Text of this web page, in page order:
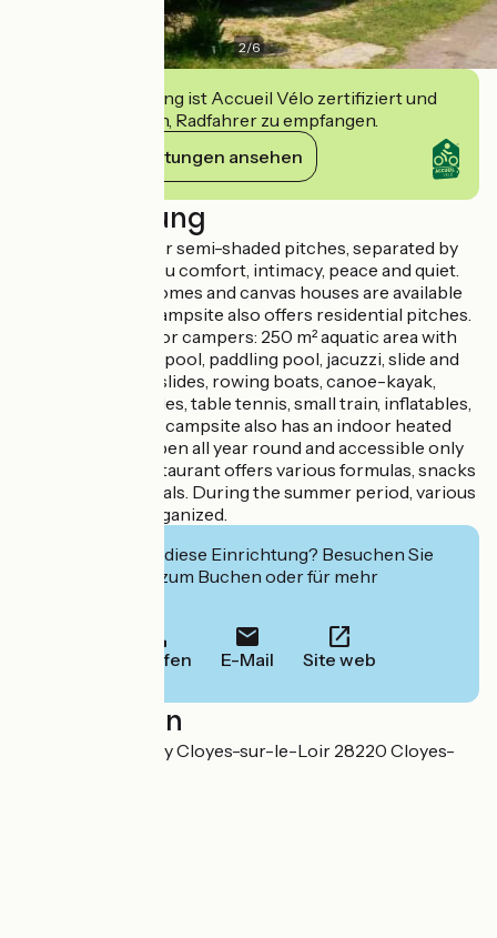
2/6
Diese Einrichtung ist Accueil Vélo zertifiziert und
verpflichtet sich, Radfahrer zu empfangen.
Ihre Verpflichtungen ansehen
Beschreibung
Pleasant shaded or semi-shaded pitches, separated by
hedges, ensure you comfort, intimacy, peace and quiet.
Modern mobile homes and canvas houses are available
for rent and the campsite also offers residential pitches.
Free attractions for campers: 250 m² aquatic area with
heated swimming pool, paddling pool, jacuzzi, slide and
pentogliss, pedal slides, rowing boats, canoe-kayak,
mini-golf, pony rides, table tennis, small train, inflatables,
trampolines... The campsite also has an indoor heated
swimming pool open all year round and accessible only
to campers. A restaurant offers various formulas, snacks
and take-away meals. During the summer period, various
animations are organized.
Interessiert Sie diese Einrichtung? Besuchen Sie
deren Website zum Buchen oder für mehr
Anrufen E-Mail Site web
Localisation
Route de Montigny Cloyes-sur-le-Loir 28220 Cloyes-